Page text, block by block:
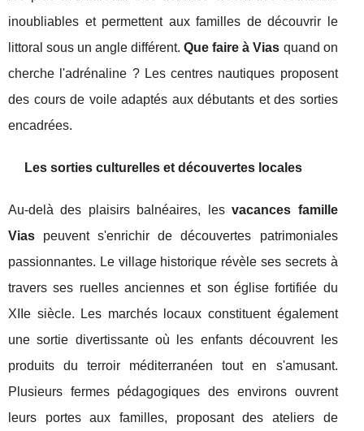
inoubliables et permettent aux familles de découvrir le
littoral sous un angle différent.Que faire à Vias quand on
cherche l'adrénaline ? Les centres nautiques proposent
des cours de voile adaptés aux débutants et des sorties
encadrées.
Les sorties culturelles et découvertes locales
Au-delà des plaisirs balnéaires, lesvacances famille
Vias peuvent s'enrichir de découvertes patrimoniales
passionnantes. Le village historique révèle ses secrets à
travers ses ruelles anciennes et son église fortifiée du
XIIe siècle. Les marchés locaux constituent également
une sortie divertissante où les enfants découvrent les
produits du terroir méditerranéen tout en s'amusant.
Plusieurs fermes pédagogiques des environs ouvrent
leurs portes aux familles, proposant des ateliers de